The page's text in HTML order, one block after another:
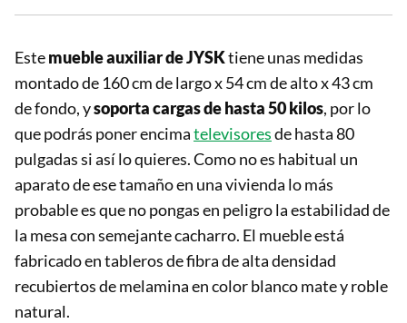
Estemueble auxiliar de JYSKtiene unas medidas
montado de 160 cm de largo x 54 cm de alto x 43 cm
de fondo, ysoporta cargas de hasta 50 kilos, por lo
que podrás poner encimatelevisoresde hasta 80
pulgadas si así lo quieres. Como no es habitual un
aparato de ese tamaño en una vivienda lo más
probable es que no pongas en peligro la estabilidad de
la mesa con semejante cacharro. El mueble está
fabricado en tableros de fibra de alta densidad
recubiertos de melamina en color blanco mate y roble
natural.